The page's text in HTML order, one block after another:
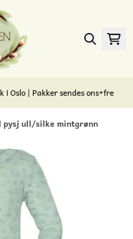
Oslo | Pakker sendes ons+fre
pysj ull/silke mintgrønn